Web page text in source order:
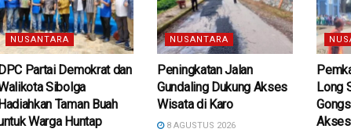
NUSANTARA
Partai Demokrat dan
Sibolga
Taman Buah
Warga Huntap
NUSANTARA
Peningkatan Jalan
Gundaling Dukung Akses
Wisata di Karo
8 AGUSTUS 2026
Long